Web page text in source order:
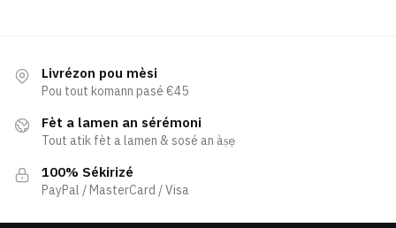
Livrézon pou mèsi
Pou tout komann pasé €45
Fèt a lamen an sérémoni
Tout atik fèt a lamen & sosé an àṣẹ
100% Sékirizé
PayPal / MasterCard / Visa